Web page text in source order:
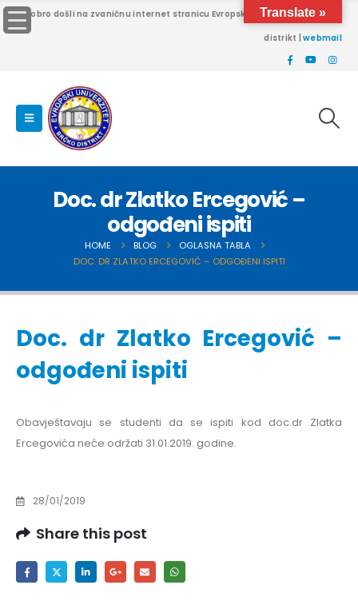
Dobro došli na zvaničnu internet stranicu Evropskog univerziteta Brčko
distrikt |webmail
Doc. dr Zlatko Ercegović –
odgođeni ispiti
HOME BLOG
OGLASNA TABLA
DOC. DR ZLATKO ERCEGOVIĆ – ODGOĐENI ISPITI
Doc. dr Zlatko Ercegović –
odgođeni ispiti
Obavještavaju se studenti da se ispiti kod doc.dr Zlatka
Ercegovića neće održati 31.01.2019. godine.
28/01/2019
Share this post
Translate »